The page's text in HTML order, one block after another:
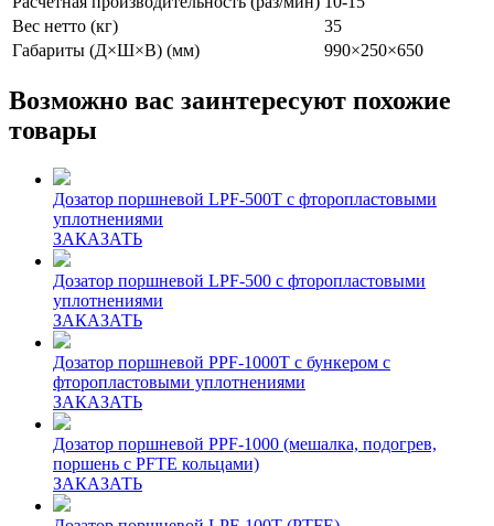
Вес нетто (кг)
35
Габариты (Д×Ш×В) (мм)
990×250×650
Возможно вас заинтересуют похожие
товары
Дозатор поршневой LPF-500T с фторопластовыми
уплотнениями
ЗАКАЗАТЬ
Дозатор поршневой LPF-500 с фторопластовыми
уплотнениями
ЗАКАЗАТЬ
Дозатор поршневой PPF-1000T с бункером с
фторопластовыми уплотнениями
ЗАКАЗАТЬ
Дозатор поршневой PPF-1000 (мешалка, подогрев,
поршень с PFTE кольцами)
ЗАКАЗАТЬ